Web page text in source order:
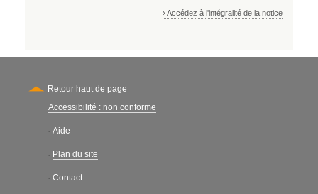
› Accédez à l'intégralité de la notice
Retour haut de page
Secondary
Accessibilité : non conforme
- Aide
- Plan du site
- Contact